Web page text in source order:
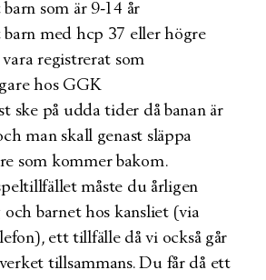
som är 9-14 år
barn med hcp 37 eller högre
registrerat som
hos GGK
ske på udda tider då banan är
man skall genast släppa
som kommer bakom.
måste du årligen
barnet hos kansliet (via
ett tillfälle då vi också går
tillsammans. Du får då ett